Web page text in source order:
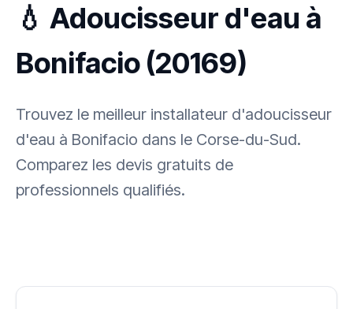
💧 Adoucisseur d'eau à
Bonifacio (20169)
Trouvez le meilleur installateur d'adoucisseur
d'eau à Bonifacio dans le Corse-du-Sud.
Comparez les devis gratuits de
professionnels qualifiés.